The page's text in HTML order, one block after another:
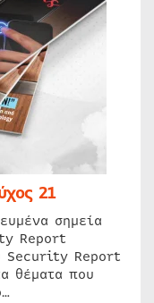
21
σημεία
Report
Security Report
θέματα που